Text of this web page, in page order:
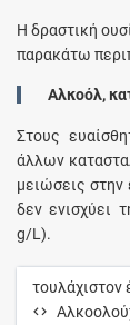
Η δραστική
παρακάτω
Αλκοόλ,
Στους
άλλων
μειώσεις στην
δεν ενισχύει
g/L).
τουλάχιστον